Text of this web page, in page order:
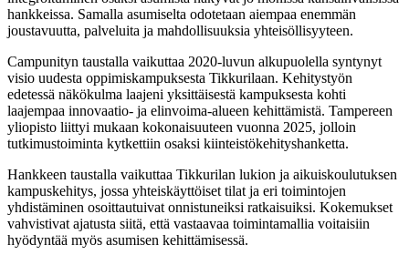
hankkeissa. Samalla asumiselta odotetaan aiempaa enemmän
joustavuutta, palveluita ja mahdollisuuksia yhteisöllisyyteen.
Campunityn taustalla vaikuttaa 2020-luvun alkupuolella syntynyt
visio uudesta oppimiskampuksesta Tikkurilaan. Kehitystyön
edetessä näkökulma laajeni yksittäisestä kampuksesta kohti
laajempaa innovaatio- ja elinvoima-alueen kehittämistä. Tampereen
yliopisto liittyi mukaan kokonaisuuteen vuonna 2025, jolloin
tutkimustoiminta kytkettiin osaksi kiinteistökehityshanketta.
Hankkeen taustalla vaikuttaa Tikkurilan lukion ja aikuiskoulutuksen
kampuskehitys, jossa yhteiskäyttöiset tilat ja eri toimintojen
yhdistäminen osoittautuivat onnistuneiksi ratkaisuiksi. Kokemukset
vahvistivat ajatusta siitä, että vastaavaa toimintamallia voitaisiin
hyödyntää myös asumisen kehittämisessä.